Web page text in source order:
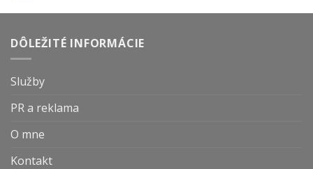
DÔLEŽITÉ INFORMÁCIE
Služby
PR a reklama
O mne
Kontakt